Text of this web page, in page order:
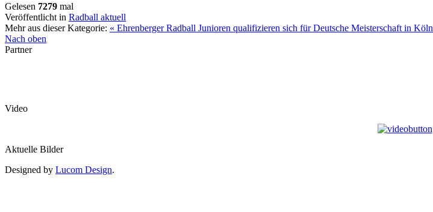
Gelesen 7279 mal
Veröffentlicht in Radball aktuell
Mehr aus dieser Kategorie: « Ehrenberger Radball Junioren qualifizieren sich für Deutsche Meisterschaft in Köln
Nach oben
Partner
Video
Aktuelle Bilder
Designed by Lucom Design.